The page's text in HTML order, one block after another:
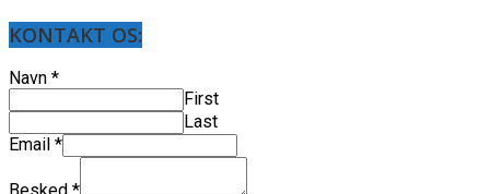
KONTAKT OS:
Navn *
First
Last
Email *